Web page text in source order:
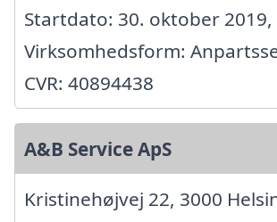
Startdato: 30. oktober 2019,
Virksomhedsform:
CVR: 40894438
A&B Service ApS
Kristinehøjvej 22, 3000